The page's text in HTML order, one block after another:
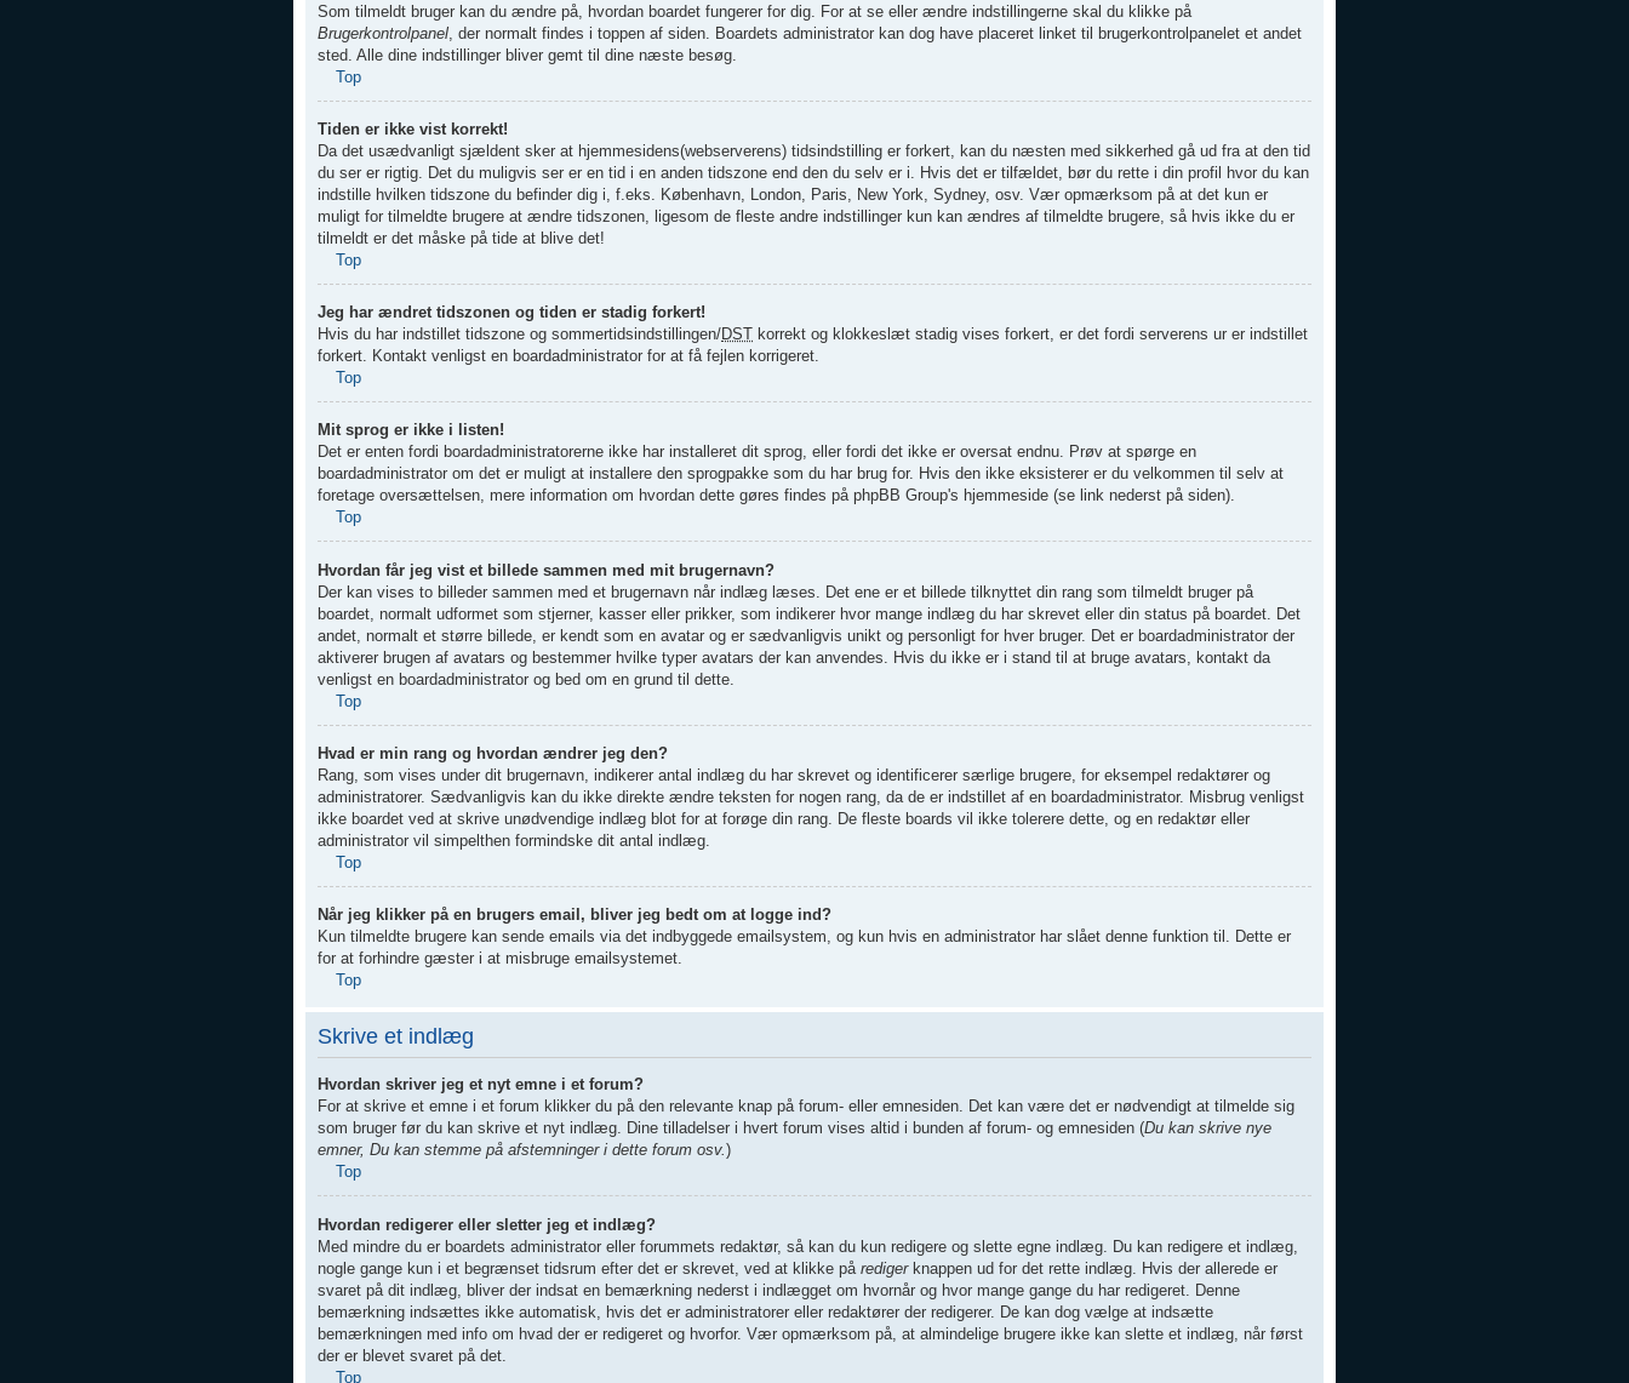
Som tilmeldt bruger kan du ændre på, hvordan boardet fungerer for dig. For at se eller ændre indstillingerne skal du klikke på
Brugerkontrolpanel , der normalt findes i toppen af siden. Boardets administrator kan dog have placeret linket til brugerkontrolpanelet et andet
sted. Alle dine indstillinger bliver gemt til dine næste besøg.
Top
Tiden er ikke vist korrekt!
Da det usædvanligt sjældent sker at hjemmesidens(webserverens) tidsindstilling er forkert, kan du næsten med sikkerhed gå ud fra at den tid
du ser er rigtig. Det du muligvis ser er en tid i en anden tidszone end den du selv er i. Hvis det er tilfældet, bør du rette i din profil hvor du kan
indstille hvilken tidszone du befinder dig i, f.eks. København, London, Paris, New York, Sydney, osv. Vær opmærksom på at det kun er
muligt for tilmeldte brugere at ændre tidszonen, ligesom de fleste andre indstillinger kun kan ændres af tilmeldte brugere, så hvis ikke du er
tilmeldt er det måske på tide at blive det!
Top
Jeg har ændret tidszonen og tiden er stadig forkert!
Hvis du har indstillet tidszone og sommertidsindstillingen/DST korrekt og klokkeslæt stadig vises forkert, er det fordi serverens ur er indstillet
forkert. Kontakt venligst en boardadministrator for at få fejlen korrigeret.
Top
Mit sprog er ikke i listen!
Det er enten fordi boardadministratorerne ikke har installeret dit sprog, eller fordi det ikke er oversat endnu. Prøv at spørge en
boardadministrator om det er muligt at installere den sprogpakke som du har brug for. Hvis den ikke eksisterer er du velkommen til selv at
foretage oversættelsen, mere information om hvordan dette gøres findes på phpBB Group's hjemmeside (se link nederst på siden).
Top
Hvordan får jeg vist et billede sammen med mit brugernavn?
Der kan vises to billeder sammen med et brugernavn når indlæg læses. Det ene er et billede tilknyttet din rang som tilmeldt bruger på
boardet, normalt udformet som stjerner, kasser eller prikker, som indikerer hvor mange indlæg du har skrevet eller din status på boardet. Det
andet, normalt et større billede, er kendt som en avatar og er sædvanligvis unikt og personligt for hver bruger. Det er boardadministrator der
aktiverer brugen af avatars og bestemmer hvilke typer avatars der kan anvendes. Hvis du ikke er i stand til at bruge avatars, kontakt da
venligst en boardadministrator og bed om en grund til dette.
Top
Hvad er min rang og hvordan ændrer jeg den?
Rang, som vises under dit brugernavn, indikerer antal indlæg du har skrevet og identificerer særlige brugere, for eksempel redaktører og
administratorer. Sædvanligvis kan du ikke direkte ændre teksten for nogen rang, da de er indstillet af en boardadministrator. Misbrug venligst
ikke boardet ved at skrive unødvendige indlæg blot for at forøge din rang. De fleste boards vil ikke tolerere dette, og en redaktør eller
administrator vil simpelthen formindske dit antal indlæg.
Top
Når jeg klikker på en brugers email, bliver jeg bedt om at logge ind?
Kun tilmeldte brugere kan sende emails via det indbyggede emailsystem, og kun hvis en administrator har slået denne funktion til. Dette er
for at forhindre gæster i at misbruge emailsystemet.
Top
Skrive et indlæg
Hvordan skriver jeg et nyt emne i et forum?
For at skrive et emne i et forum klikker du på den relevante knap på forum- eller emnesiden. Det kan være det er nødvendigt at tilmelde sig
som bruger før du kan skrive et nyt indlæg. Dine tilladelser i hvert forum vises altid i bunden af forum- og emnesiden (Du kan skrive nye
emner, Du kan stemme på afstemninger i dette forum osv.)
Top
Hvordan redigerer eller sletter jeg et indlæg?
Med mindre du er boardets administrator eller forummets redaktør, så kan du kun redigere og slette egne indlæg. Du kan redigere et indlæg,
nogle gange kun i et begrænset tidsrum efter det er skrevet, ved at klikke på redigerknappen ud for det rette indlæg. Hvis der allerede er
svaret på dit indlæg, bliver der indsat en bemærkning nederst i indlægget om hvornår og hvor mange gange du har redigeret. Denne
bemærkning indsættes ikke automatisk, hvis det er administratorer eller redaktører der redigerer. De kan dog vælge at indsætte
bemærkningen med info om hvad der er redigeret og hvorfor. Vær opmærksom på, at almindelige brugere ikke kan slette et indlæg, når først
der er blevet svaret på det.
Top